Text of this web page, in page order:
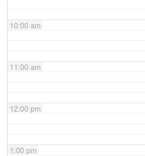
10:00 am
11:00 am
12:00 pm
1:00 pm